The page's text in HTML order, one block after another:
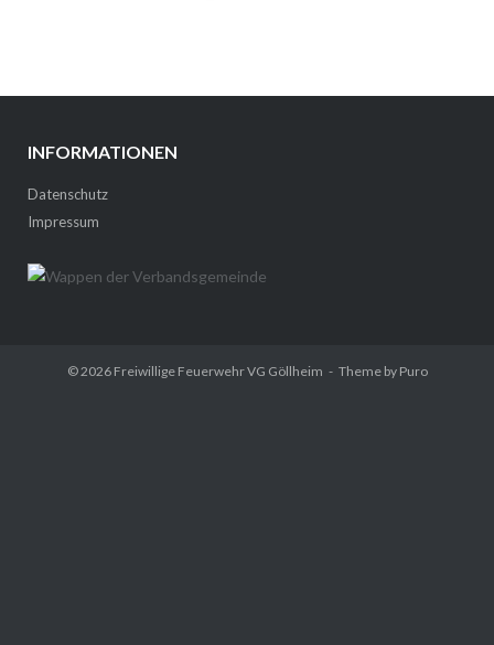
INFORMATIONEN
Datenschutz
Impressum
© 2026 Freiwillige Feuerwehr VG Göllheim Theme by Puro